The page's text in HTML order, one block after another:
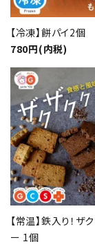
【冷凍】餅パイ2個
780円(内税)
【常温】鉄入り！ザ
ー 1個
キーワード
カテゴリー